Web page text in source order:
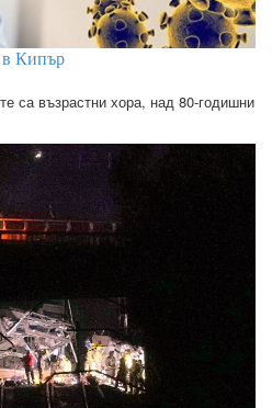
в Кипър
са възрастни хора, над 80-годишни